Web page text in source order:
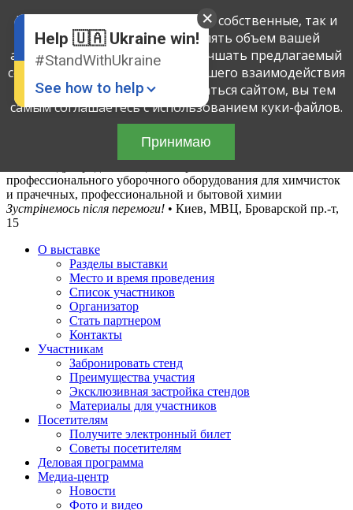
Russian
Ukrainian
профессионального уборочного оборудования для химчисток
и прачечных, профессиональной и бытовой химии
Зустрінемось після перемоги! • Киев, МВЦ, Броварской пр.-т,
15
О выставке
Разделы выставки
Место и время проведения
Список участников
Организатор
Стать партнером
Контакты
Участникам
Забронировать стенд
Преимущества участия
Эксклюзивная застройка стендов
Материалы для участников
Посетителям
Получите электронный билет
Советы посетителям
Деловая программа
Медиа-центр
Новости
Фото и видео
Help 🇺🇦 Ukraine win!
#StandWithUkraine
See how to help
Support Ukraine
Share this widget
Мы применяем куки-файлы, как собственные, так и
третьих лиц, чтобы определять объем вашей
активности на этом сайте и улучшать предлагаемый
сервис посредством анализа вашего взаимодействия
с сайтом. Продолжая пользоваться сайтом, вы тем
самым соглашаетесь с использованием куки-файлов.
Принимаю